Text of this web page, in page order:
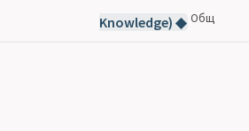
Knowledge) ◆ Общ